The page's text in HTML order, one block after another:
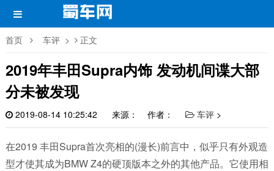
首页 车评 > 正文
2019年丰田Supra内饰 发动机间谍大部
分未被发现
2019-08-14 10:25:42 来源： 作者： 车评>
在2019 丰田Supra首次亮相的(漫长)前言中，似乎只有外观造
型才使其成为BMW Z4的硬顶版本之外的其他产品。它使用相